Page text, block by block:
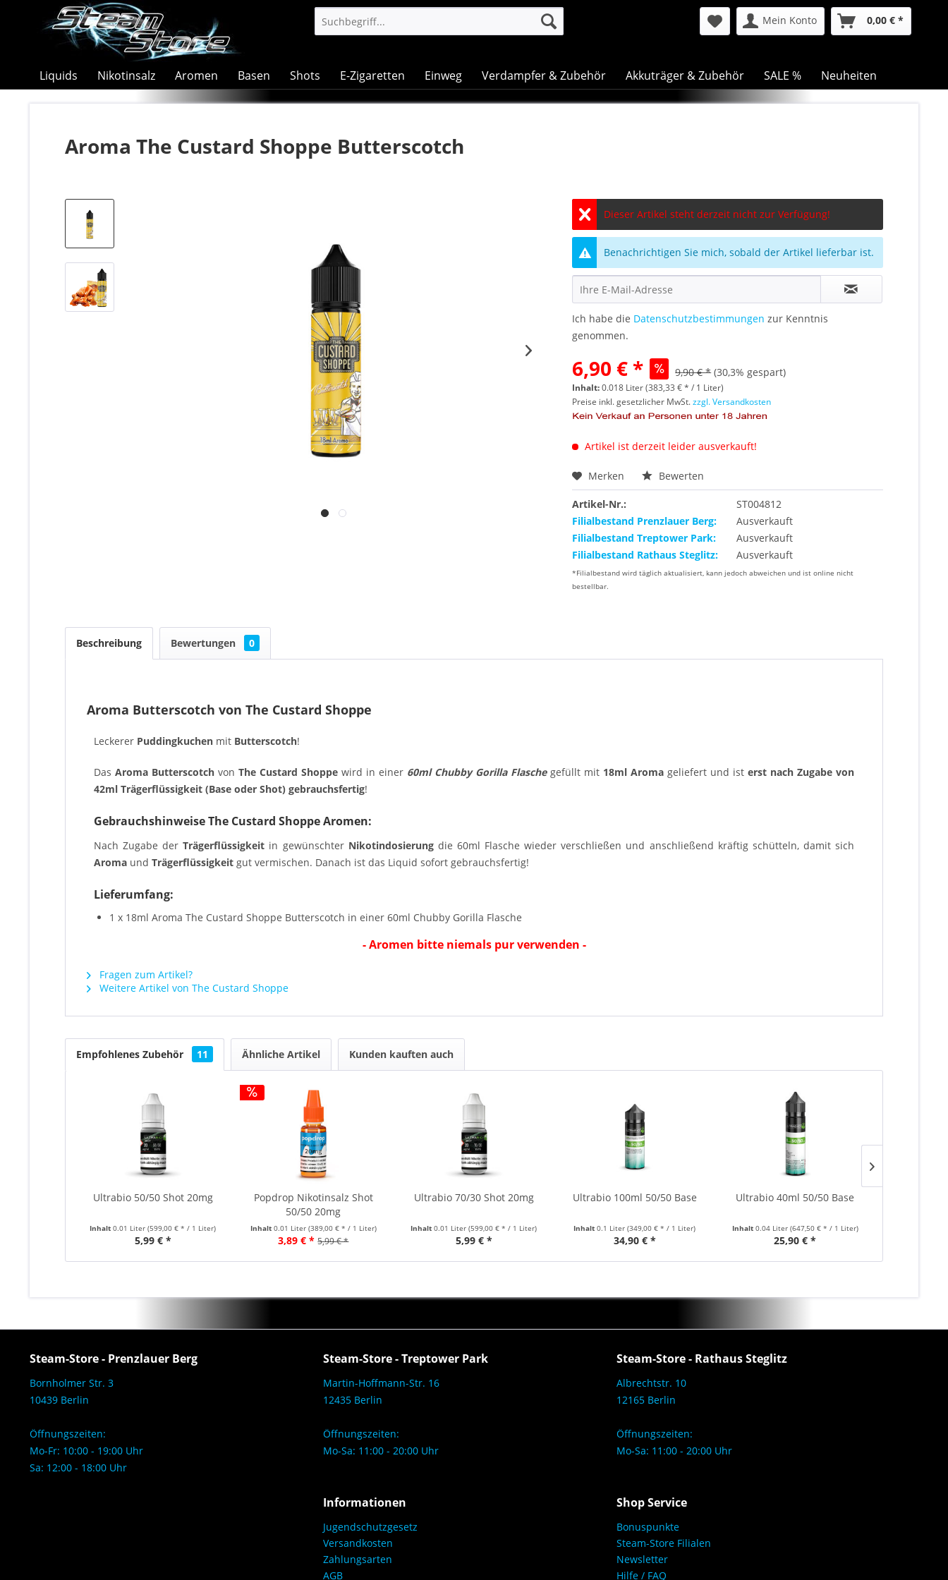
Mein Konto 0,00 € *
Liquids Nikotinsalz Aromen Basen Shots E-Zigaretten Einweg Verdampfer & Zubehör Akkuträger & Zubehör SALE % Neuheiten
Aroma The Custard Shoppe Butterscotch
Dieser Artikel steht derzeit nicht zur Verfügung!
Benachrichtigen Sie mich, sobald der Artikel lieferbar ist.
Ich habe die Datenschutzbestimmungen zur Kenntnis
genommen.
6,90 € * 9,90 € * (30,3% gespart)
Inhalt:0.018 Liter (383,33 € * / 1 Liter)
Preise inkl. gesetzlicher MwSt.zzgl. Versandkosten
Artikel ist derzeit leider ausverkauft!
Merken Bewerten
Artikel-Nr.:
ST004812
Filialbestand Prenzlauer Berg:
Ausverkauft
Filialbestand Treptower Park:
Ausverkauft
Filialbestand Rathaus Steglitz:
Ausverkauft
*Filialbestand wird täglich aktualisiert, kann jedoch abweichen und ist online nicht
bestellbar.
Beschreibung Bewertungen 0
Aroma Butterscotch von The Custard Shoppe
Leckerer Puddingkuchen mit Butterscotch!
Das Aroma Butterscotch von The Custard Shoppe wird in einer 60ml Chubby Gorilla Flaschegefüllt mit 18ml Aroma geliefert und ist erst nach Zugabe von
42ml Trägerflüssigkeit (Base oder Shot) gebrauchsfertig!
Gebrauchshinweise The Custard Shoppe Aromen:
Nach Zugabe derTrägerflüssigkeit in gewünschter Nikotindosierungdie 60ml Flasche wieder verschließen und anschließend kräftig schütteln, damit sich
Aroma und Trägerflüssigkeit gut vermischen. Danach ist das Liquid sofort gebrauchsfertig!
Lieferumfang:
1 x 18ml Aroma The Custard Shoppe Butterscotch in einer 60ml Chubby Gorilla Flasche
- Aromen bitte niemals pur verwenden -
Fragen zum Artikel?
Weitere Artikel von The Custard Shoppe
Empfohlenes Zubehör 11 Ähnliche Artikel Kunden kauften auch
Ultrabio 50/50 Shot 20mg
Inhalt0.01 Liter(599,00 € * / 1 Liter)
5,99 € *
Popdrop Nikotinsalz Shot
50/50 20mg
Inhalt 0.01 Liter (389,00 € * / 1 Liter)
3,89 € * 5,99 € *
Ultrabio 70/30 Shot 20mg
Inhalt0.01 Liter(599,00 € * / 1 Liter)
5,99 € *
Ultrabio 100ml 50/50 Base
Inhalt0.1 Liter(349,00 € * / 1 Liter)
34,90 € *
Ultrabio 40ml 50/50 Base
Inhalt 0.04 Liter (647,50 € * / 1 Liter)
25,90 € *
Steam-Store - Prenzlauer Berg
Bornholmer Str. 3
10439 Berlin
Öffnungszeiten:
Mo-Fr: 10:00 - 19:00 Uhr
Sa: 12:00 - 18:00 Uhr
Steam-Store - Treptower Park
Martin-Hoffmann-Str. 16
12435 Berlin
Öffnungszeiten:
Mo-Sa: 11:00 - 20:00 Uhr
Steam-Store - Rathaus Steglitz
Albrechtstr. 10
12165 Berlin
Öffnungszeiten:
Mo-Sa: 11:00 - 20:00 Uhr
Informationen
Jugendschutzgesetz
Versandkosten
Zahlungsarten
AGB
Shop Service
Bonuspunkte
Steam-Store Filialen
Newsletter
Hilfe / FAQ